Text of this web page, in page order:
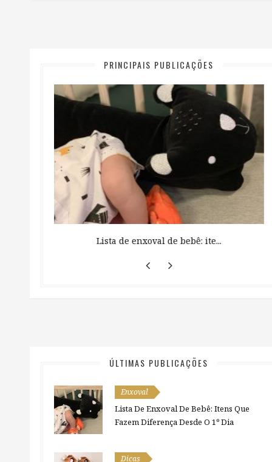
PRINCIPAIS PUBLICAÇÕES
Lista de enxoval de bebê: ite...
ÚLTIMAS PUBLICAÇÕES
Enxoval
Lista De Enxoval De Bebê: Itens Que
Fazem Diferença Desde O 1º Dia
Dicas